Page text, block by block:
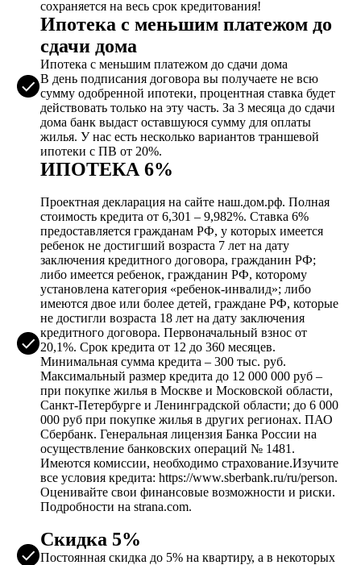
сохраняется на весь срок кредитования!
Ипотека с меньшим платежом до
сдачи дома
Ипотека с меньшим платежом до сдачи дома
В день подписания договора вы получаете не всю
сумму одобренной ипотеки, процентная ставка будет
действовать только на эту часть. За 3 месяца до сдачи
дома банк выдаст оставшуюся сумму для оплаты
жилья. У нас есть несколько вариантов траншевой
ипотеки с ПВ от 20%.
ИПОТЕКА 6%
Проектная декларация на сайте наш.дом.рф. Полная
стоимость кредита от 6,301 – 9,982%. Ставка 6%
предоставляется гражданам РФ, у которых имеется
ребенок не достигший возраста 7 лет на дату
заключения кредитного договора, гражданин РФ;
либо имеется ребенок, гражданин РФ, которому
установлена категория «ребенок-инвалид»; либо
имеются двое или более детей, граждане РФ, которые
не достигли возраста 18 лет на дату заключения
кредитного договора. Первоначальный взнос от
20,1%. Срок кредита от 12 до 360 месяцев.
Минимальная сумма кредита – 300 тыс. руб.
Максимальный размер кредита до 12 000 000 руб –
при покупке жилья в Москве и Московской области,
Санкт-Петербурге и Ленинградской области; до 6 000
000 руб при покупке жилья в других регионах. ПАО
Сбербанк. Генеральная лицензия Банка России на
осуществление банковских операций № 1481.
Имеются комиссии, необходимо страхование.Изучите
все условия кредита: https://www.sberbank.ru/ru/person.
Оценивайте свои финансовые возможности и риски.
Подробности на strana.com.
Скидка 5%
Постоянная скидка до 5% на квартиру, а в некоторых